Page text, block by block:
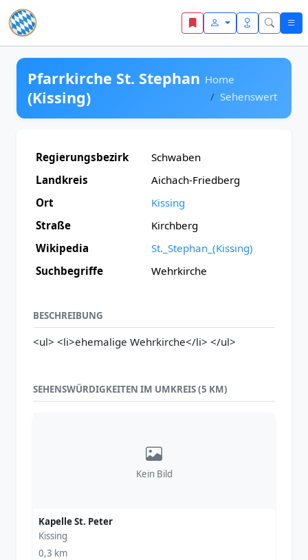
Zum Inhalt springen
Pfarrkirche St. Stephan
(Kissing)
Home
Sehenswert
Regierungsbezirk
Schwaben
Landkreis
Aichach-Friedberg
Ort
Kissing
Straße
Kirchberg
Wikipedia
St._Stephan_(Kissing)
Suchbegriffe
Wehrkirche
BESCHREIBUNG
<ul> <li>ehemalige Wehrkirche</li> </ul>
SEHENSWÜRDIGKEITEN IM UMKREIS (5 KM)
Kein Bild
Kapelle St. Peter
Kissing
0,3 km